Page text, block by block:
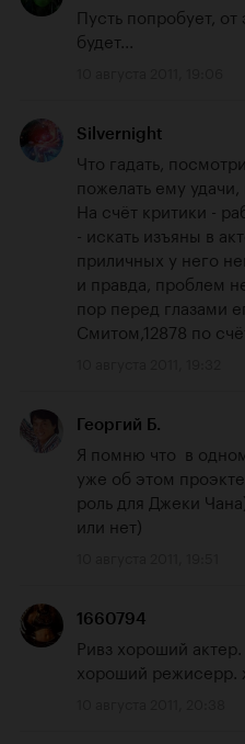
Пусть попробует,
будет...
Silvernight
Что гадать,
пожелать ему
На счёт критики -
- искать изъяны в
приличных у него
и правда, проблем
пор перед глазами
Смитом,12878 по
Георгий Б.
Я помню что  в
уже об этом
роль для Джеки
или нет)
1660794
Ривз хороший
хороший режисерр.